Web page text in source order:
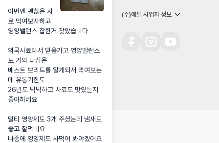
이번엔 괜찮은 사
료 먹여보자하고
영양밸런스 잡힌거 찾았습니다
외국사료라서 믿음가고 영양밸런스
도 거의 다잡은
베스트 브리드를 알게되서 먹여보는
데 유통기한도
26년도 넉넉하고 사료도 맛있는지
좋아하네요
멀티 영양제도 3개 주셨는데 냄새도
좋고 잘먹네요
나중에 영양제도 사먹어 봐야겠어요
(주)에필 사업자 정보